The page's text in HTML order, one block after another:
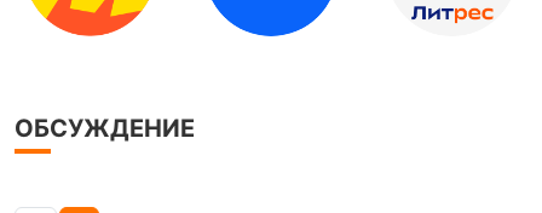
ОБСУЖДЕНИЕ